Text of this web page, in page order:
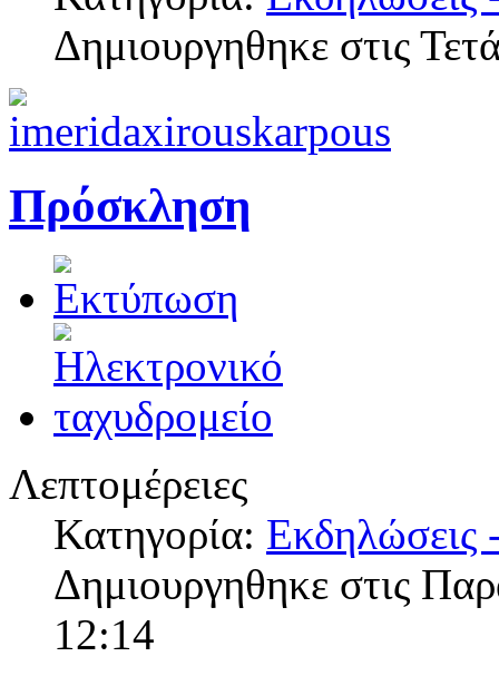
Δημιουργηθηκε στις
Πρόσκληση
Λεπτομέρειες
Κατηγορία: Εκδηλώσεις
Δημιουργηθηκε στις
12:14